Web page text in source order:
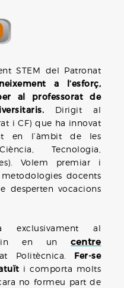
STEM del Patronat
a l’esforç,
al professorat de
Dirigit al
i CF) que ha innovat
en l’àmbit de les
Tecnologia,
Volem premiar i
docents
desperten vocacions
exclusivament al
en uncentre
Politècnica. Fer-se
i comporta molts
no formeu part de